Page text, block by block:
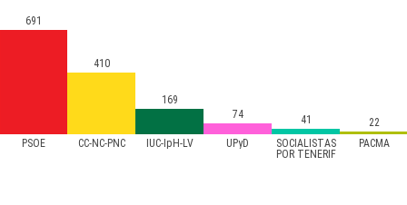
PSOE CC-NC-PNC IUC-IpH-LV UPyD
SOCIALISTAS
POR TENERIF
PACMA
691
410
169
74
41 22